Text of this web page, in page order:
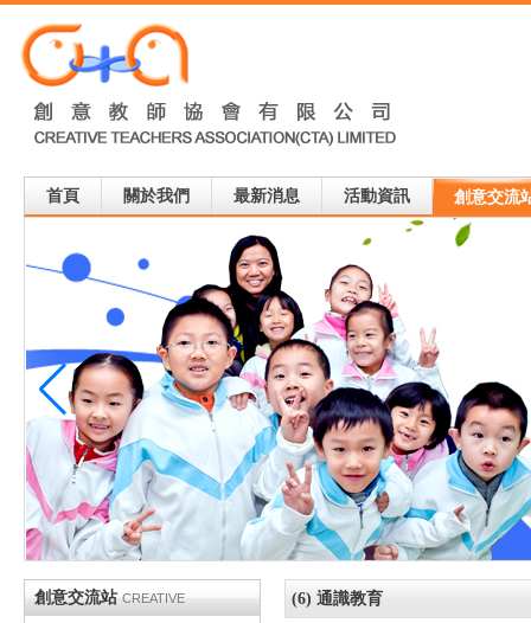
首頁 關於我們 最新消息 活動資訊 創意交流
創意交流站 CREATIVE (6) 通識教育